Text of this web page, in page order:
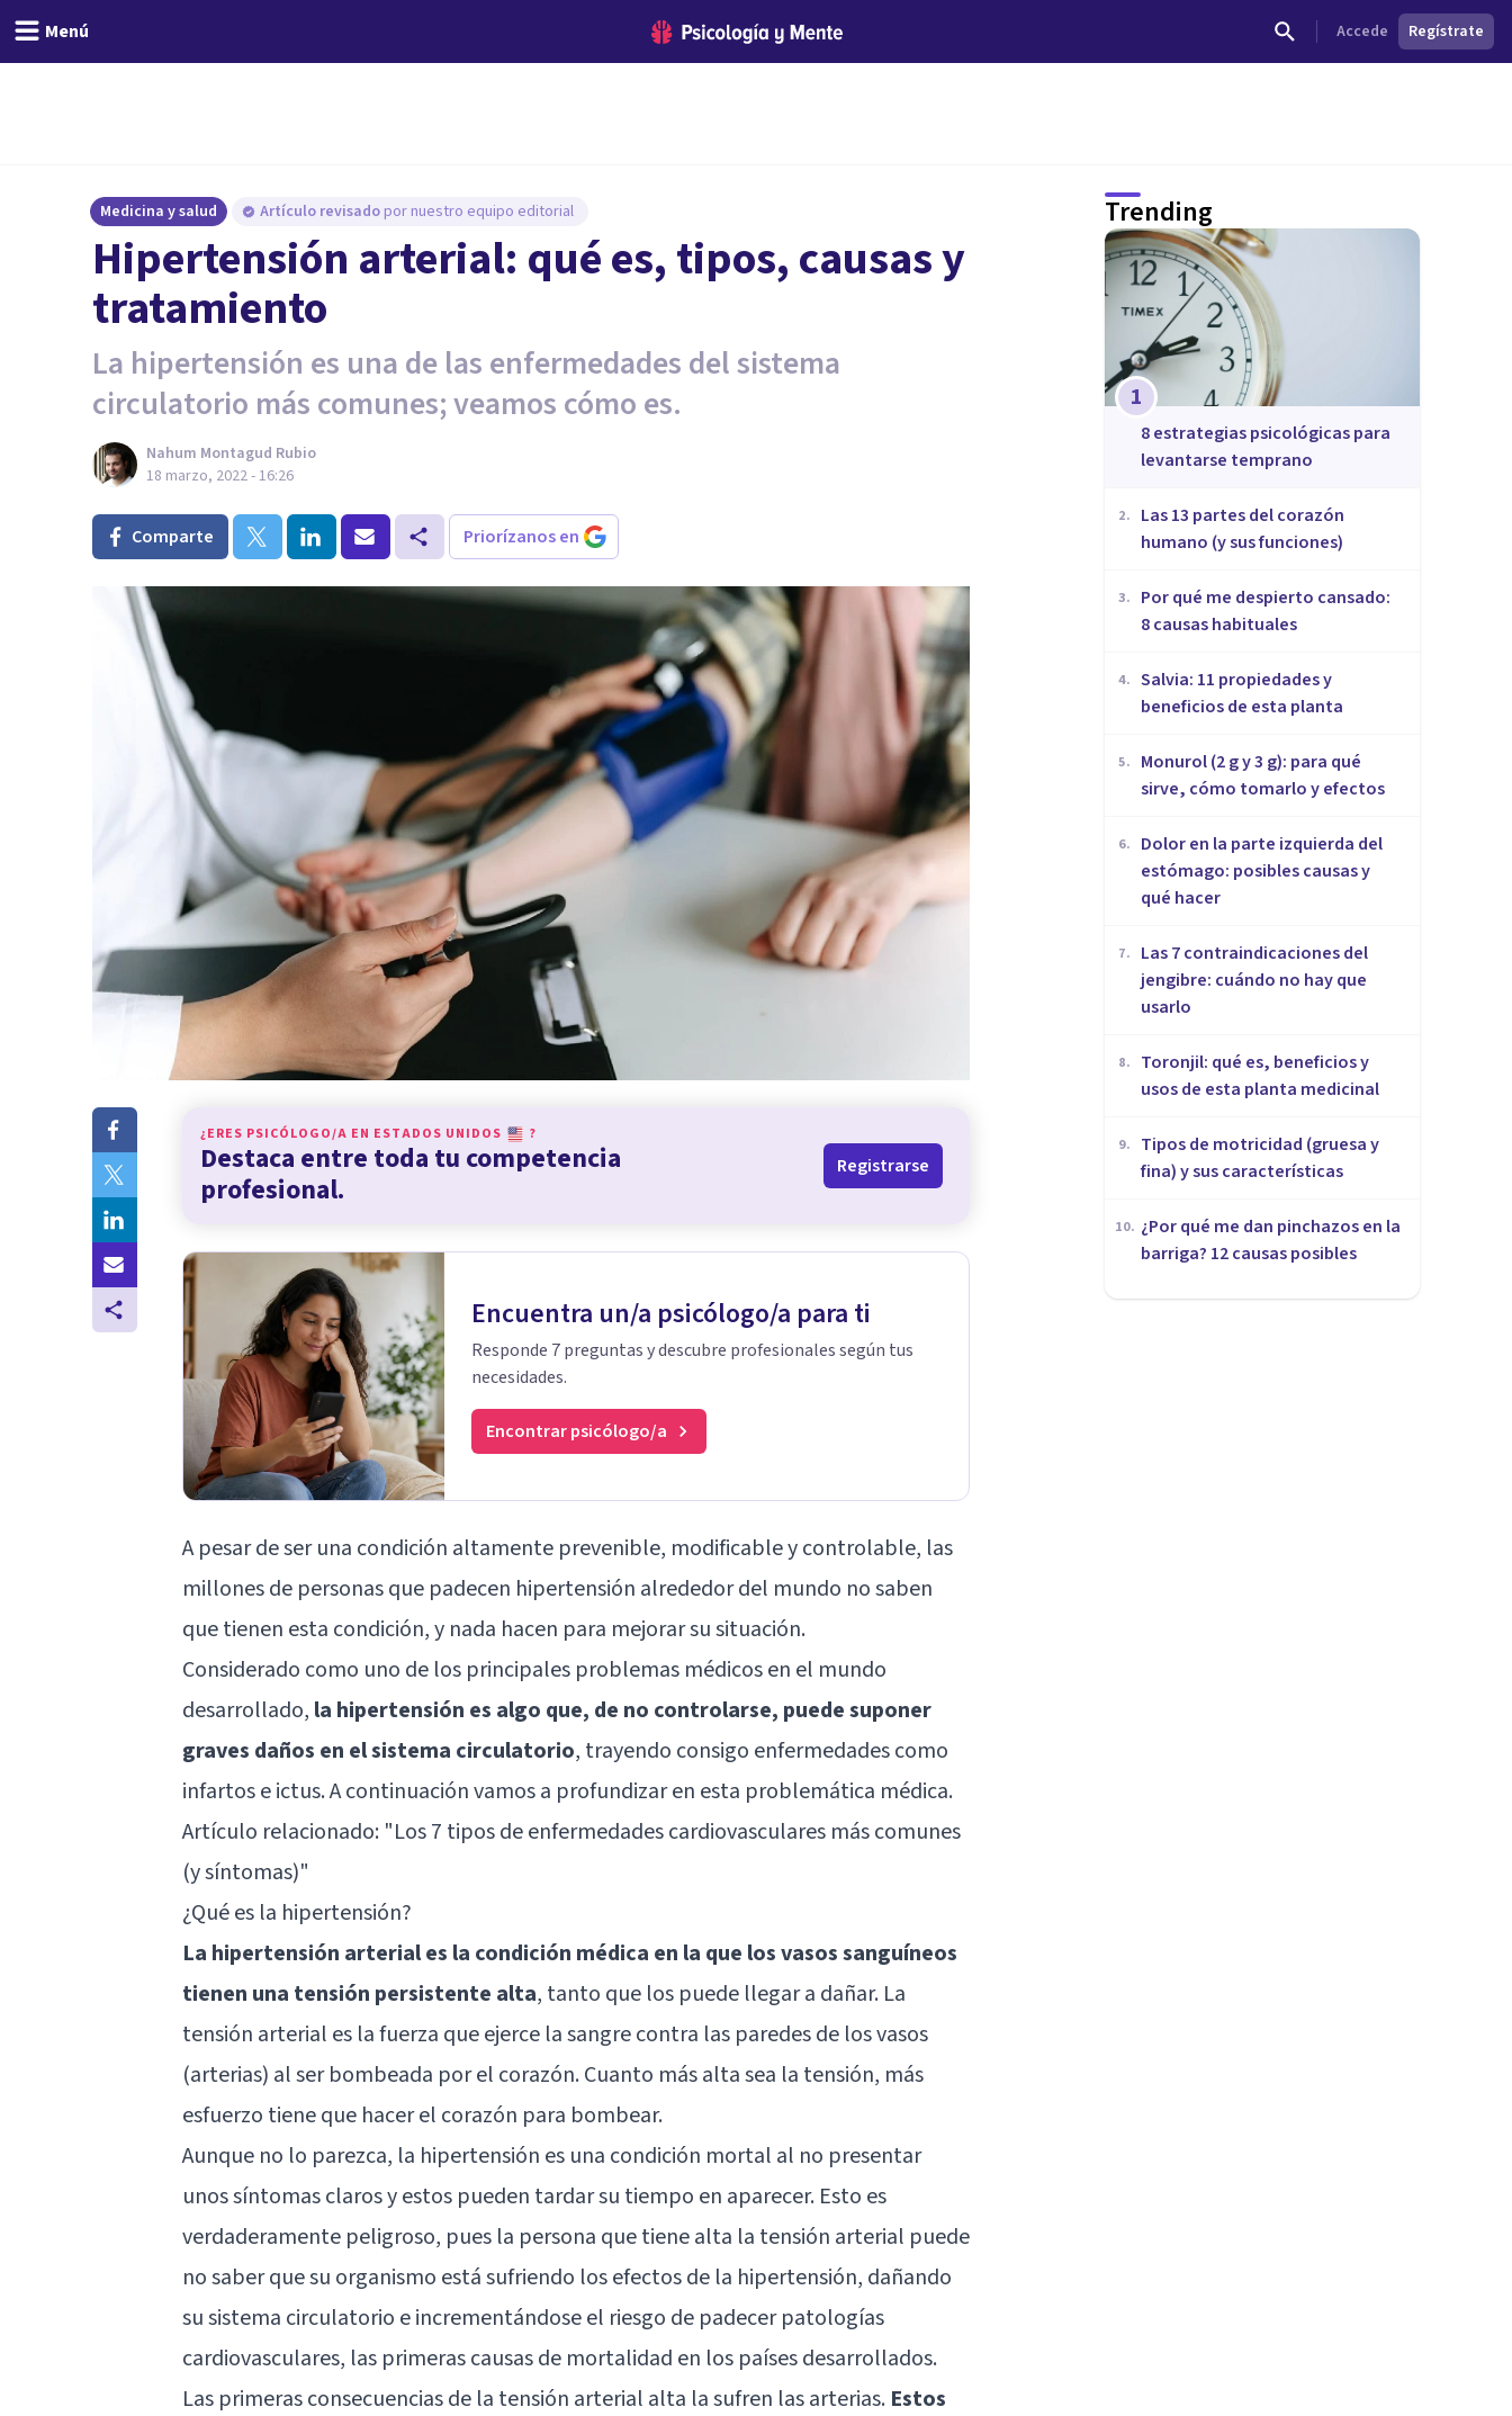
Menú Accede Regístrate
Medicina y salud Artículo revisado por nuestro equipo editorial
Hipertensión arterial: qué es, tipos, causas y
tratamiento
La hipertensión es una de las enfermedades del sistema
circulatorio más comunes; veamos cómo es.
Nahum Montagud Rubio
18 marzo, 2022 - 16:26
Comparte Priorízanos en
¿ERES PSICÓLOGO/A EN ESTADOS UNIDOS ?
Destaca entre toda tu competencia
profesional.
Registrarse
Encuentra un/a psicólogo/a para ti
Responde 7 preguntas y descubre profesionales según tus
necesidades.
Encontrar psicólogo/a
A pesar de ser una condición altamente prevenible, modificable y controlable, las
millones de personas que padecen hipertensión alrededor del mundo no saben
que tienen esta condición, y nada hacen para mejorar su situación.
Considerado como uno de los principales problemas médicos en el mundo
desarrollado, la hipertensión es algo que, de no controlarse, puede suponer
graves daños en el sistema circulatorio, trayendo consigo enfermedades como
infartos e ictus. A continuación vamos a profundizar en esta problemática médica.
Artículo relacionado: "Los 7 tipos de enfermedades cardiovasculares más comunes
(y síntomas)"
¿Qué es la hipertensión?
La hipertensión arterial es la condición médica en la que los vasos sanguíneos
tienen una tensión persistente alta, tanto que los puede llegar a dañar. La
tensión arterial es la fuerza que ejerce la sangre contra las paredes de los vasos
(arterias) al ser bombeada por el corazón. Cuanto más alta sea la tensión, más
esfuerzo tiene que hacer el corazón para bombear.
Aunque no lo parezca, la hipertensión es una condición mortal al no presentar
unos síntomas claros y estos pueden tardar su tiempo en aparecer. Esto es
verdaderamente peligroso, pues la persona que tiene alta la tensión arterial puede
no saber que su organismo está sufriendo los efectos de la hipertensión, dañando
su sistema circulatorio e incrementándose el riesgo de padecer patologías
cardiovasculares, las primeras causas de mortalidad en los países desarrollados.
Las primeras consecuencias de la tensión arterial alta la sufren las arterias. Estos
Trending
1
8 estrategias psicológicas para
levantarse temprano
2.
Las 13 partes del corazón
humano (y sus funciones)
3.
Por qué me despierto cansado:
8 causas habituales
4. Salvia: 11 propiedades y
beneficios de esta planta
5.
Monurol (2 g y 3 g): para qué
sirve, cómo tomarlo y efectos
6.
Dolor en la parte izquierda del
estómago: posibles causas y
qué hacer
7.
Las 7 contraindicaciones del
jengibre: cuándo no hay que
usarlo
8.
Toronjil: qué es, beneficios y
usos de esta planta medicinal
9.
Tipos de motricidad (gruesa y
fina) y sus características
10. ¿Por qué me dan pinchazos en la
barriga? 12 causas posibles